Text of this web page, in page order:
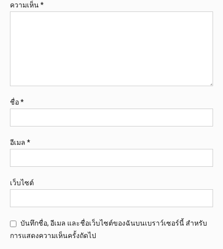
ความเห็น*
ชื่อ*
อีเมล *
เว็บไซต์
บันทึกชื่อ, อีเมล และชื่อเว็บไซต์ของฉันบนเบราว์เซอร์นี้ สำหรับ
การแสดงความเห็นครั้งถัดไป